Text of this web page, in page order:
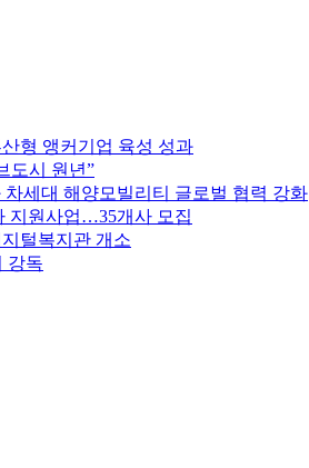
형 앵커기업 육성 성과
도시 원년”
세대 해양모빌리티 글로벌 협력 강화
지원사업…35개사 모집
털복지관 개소
강독